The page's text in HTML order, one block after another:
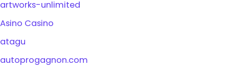
artworks-unlimited
Asino Casino
atagu
autoprogagnon.com